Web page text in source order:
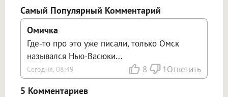
Самый Популярный Комментарий
Омичка
Где-то про это уже писали, только Омск
назывался Нью-Васюки...
Сегодня, 08:49 8 1Ответить
5 Комментариев